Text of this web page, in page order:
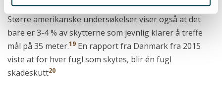
Større amerikanske undersøkelser viser også at det
bare er 3-4 % av skytterne som jevnlig klarer å treffe
mål på 35 meter.19 En rapport fra Danmark fra 2015
viste at for hver fugl som skytes, blir én fugl
skadeskutt20